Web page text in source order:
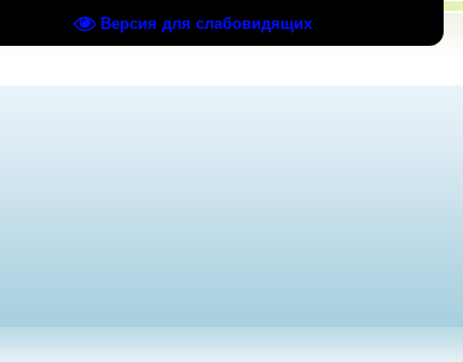
Версия для слабовидящих